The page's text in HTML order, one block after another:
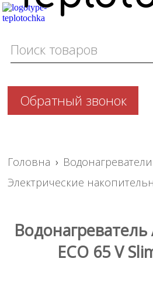
Обратный звонок
Головна › Водонагреватели
Электрические
Водонагреватель
ECO 65 V